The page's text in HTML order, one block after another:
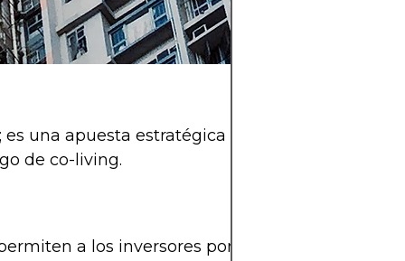
una apuesta estratégica si tienes en
de co-living.
a los inversores poner su dinero en